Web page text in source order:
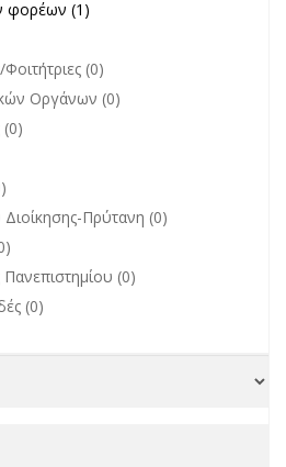
φορέων filter
φορέων (1)
(0)
Οργάνων (0)
(0)
Πρύτανη (0)
Πανεπιστημίου (0)
(0)